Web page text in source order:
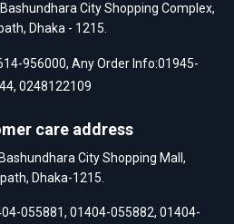
City Shopping Complex,
Dhaka - 1215.
956000, Any Order Info:01945-
, 0248122109
care address
City Shopping Mall,
Dhaka-1215.
055881, 01404-055882, 01404-